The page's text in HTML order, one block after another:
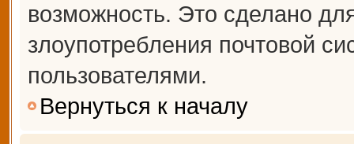
возможность. Это сделано
злоупотребления почтовой
пользователями.
Вернуться к началу